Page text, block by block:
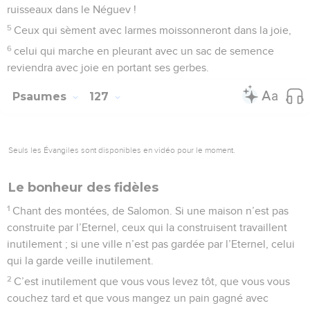
ruisseaux dans le Néguev !
5 Ceux qui sèment avec larmes moissonneront dans la joie,
6 celui qui marche en pleurant avec un sac de semence
reviendra avec joie en portant ses gerbes.
Psaumes 127
Seuls les Évangiles sont disponibles en vidéo pour le moment.
Le bonheur des fidèles
1 Chant des montées, de Salomon. Si une maison n’est pas
construite par l’Eternel, ceux qui la construisent travaillent
inutilement ; si une ville n’est pas gardée par l’Eternel, celui
qui la garde veille inutilement.
2 C’est inutilement que vous vous levez tôt, que vous vous
couchez tard et que vous mangez un pain gagné avec